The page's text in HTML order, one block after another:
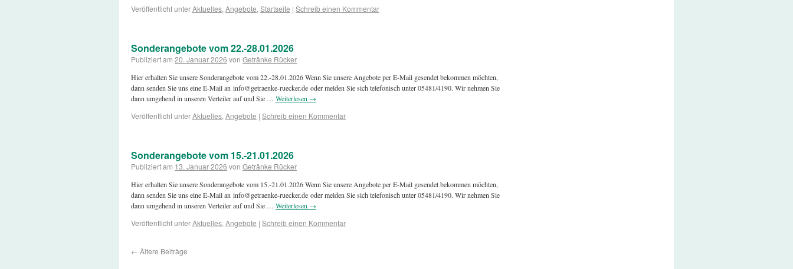
Veröffentlicht unterAktuelles, Angebote, Startseite | Schreib einen Kommentar
Sonderangebote vom 22.-28.01.2026
Publiziert am 20. Januar 2026 von Getränke Rücker
Hier erhalten Sie unsere Sonderangebote vom 22.-28.01.2026 Wenn Sie unsere Angebote per E-Mail gesendet bekommen möchten,
dann senden Sie uns eine E-Mail an info@getraenke-ruecker.de oder melden Sie sich telefonisch unter 05481/4190. Wir nehmen Sie
dann umgehend in unseren Verteiler auf und Sie … Weiterlesen →
Veröffentlicht unterAktuelles, Angebote | Schreib einen Kommentar
Sonderangebote vom 15.-21.01.2026
Publiziert am 13. Januar 2026 von Getränke Rücker
Hier erhalten Sie unsere Sonderangebote vom 15.-21.01.2026 Wenn Sie unsere Angebote per E-Mail gesendet bekommen möchten,
dann senden Sie uns eine E-Mail an info@getraenke-ruecker.de oder melden Sie sich telefonisch unter 05481/4190. Wir nehmen Sie
dann umgehend in unseren Verteiler auf und Sie … Weiterlesen →
Veröffentlicht unterAktuelles, Angebote | Schreib einen Kommentar
← Ältere Beiträge